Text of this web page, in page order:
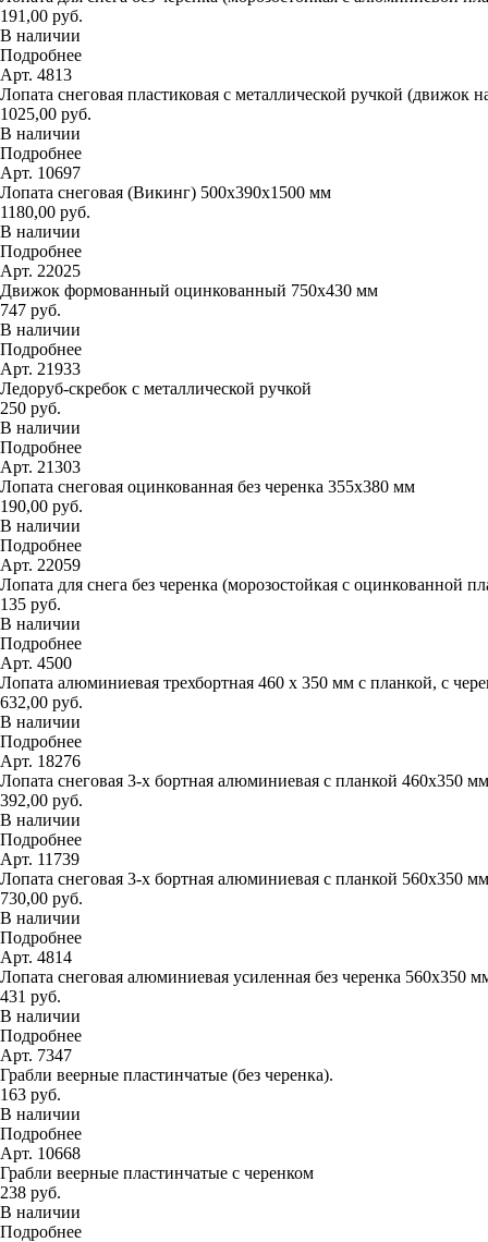
191,00 руб.
В наличии
Подробнее
Арт. 4813
Лопата снеговая пластиковая с металлической ручкой (движок
1025,00 руб.
В наличии
Подробнее
Арт. 10697
Лопата снеговая (Викинг) 500х390х1500 мм
1180,00 руб.
В наличии
Подробнее
Арт. 22025
Движок формованный оцинкованный 750х430 мм
747 руб.
В наличии
Подробнее
Арт. 21933
Ледоруб-скребок с металлической ручкой
250 руб.
В наличии
Подробнее
Арт. 21303
Лопата снеговая оцинкованная без черенка 355х380 мм
190,00 руб.
В наличии
Подробнее
Арт. 22059
Лопата для снега без черенка (морозостойкая с оцинкованной
135 руб.
В наличии
Подробнее
Арт. 4500
Лопата алюминиевая трехбортная 460 х 350 мм с планкой, с
632,00 руб.
В наличии
Подробнее
Арт. 18276
Лопата снеговая 3-х бортная алюминиевая с планкой 460х350 мм
392,00 руб.
В наличии
Подробнее
Арт. 11739
Лопата снеговая 3-х бортная алюминиевая с планкой 560х350 мм
730,00 руб.
В наличии
Подробнее
Арт. 4814
Лопата снеговая алюминиевая усиленная без черенка 560х350
431 руб.
В наличии
Подробнее
Арт. 7347
Грабли веерные пластинчатые (без черенка).
163 руб.
В наличии
Подробнее
Арт. 10668
Грабли веерные пластинчатые с черенком
238 руб.
В наличии
Подробнее